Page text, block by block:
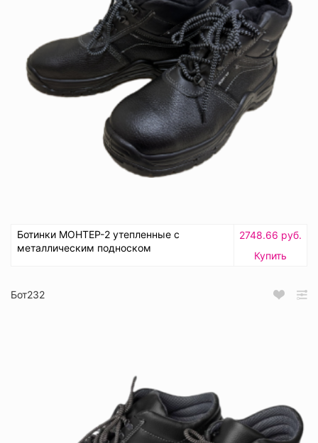
Ботинки МОНТЕР-2 утепленные с
металлическим подноском
2748.66 руб.
Купить
Бот232